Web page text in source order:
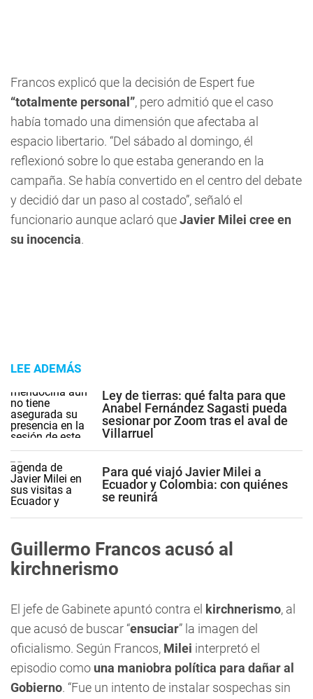
Francos explicó que la decisión de Espert fue
“totalmente personal”, pero admitió que el caso
había tomado una dimensión que afectaba al
espacio libertario. “Del sábado al domingo, él
reflexionó sobre lo que estaba generando en la
campaña. Se había convertido en el centro del debate
y decidió dar un paso al costado”, señaló el
funcionario aunque aclaró queJavier Milei cree en
su inocencia.
LEE ADEMÁS
Ley de tierras: qué falta para que
Anabel Fernández Sagasti pueda
sesionar por Zoom tras el aval de
Villarruel
Para qué viajó Javier Milei a
Ecuador y Colombia: con quiénes
se reunirá
Guillermo Francos acusó al
kirchnerismo
El jefe de Gabinete apuntó contra el kirchnerismo, al
que acusó de buscar “ensuciar” la imagen del
oficialismo. Según Francos, Milei interpretó el
episodio como una maniobra política para dañar al
Gobierno. “Fue un intento de instalar sospechas sin